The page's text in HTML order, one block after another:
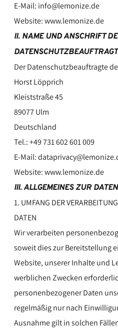
E-Mail: info@lemonize.de
Website: www.lemonize.de
II. NAME UND ANSCHRIFT
Der Datenschutzbeauftragte
Horst Löpprich
Kleiststraße 45
89077 Ulm
Deutschland
Tel.: +49 731 602 601 009
E-Mail:
Website: www.lemonize.de
III. ALLGEMEINES ZUR
1. UMFANG DER
DATEN
Wir verarbeiten
soweit dies zur Bereitstellung
Website, unserer Inhalte und
werblichen Zwecken
personenbezogener Daten
regelmäßig nur nach
Ausnahme gilt in solchen